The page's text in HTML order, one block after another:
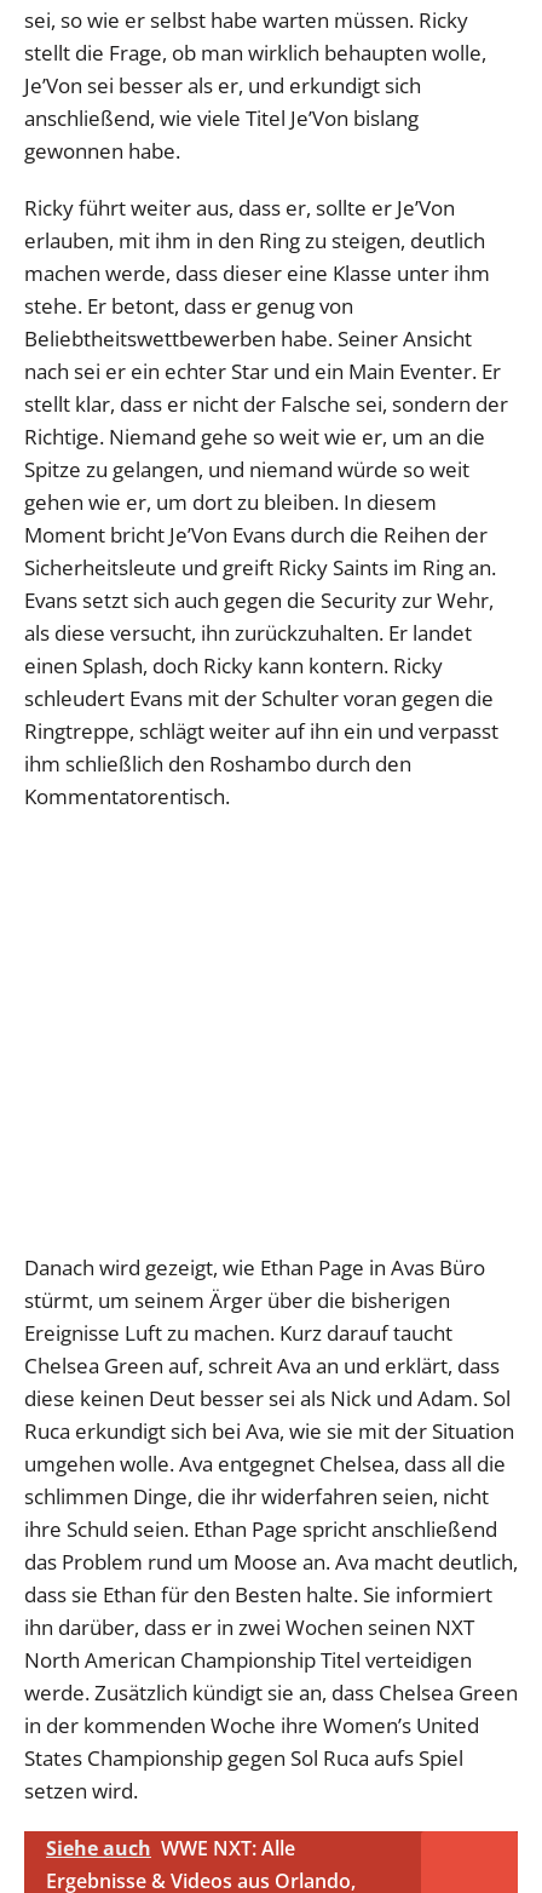
sei, so wie er selbst habe warten müssen. Ricky
stellt die Frage, ob man wirklich behaupten wolle,
Je’Von sei besser als er, und erkundigt sich
anschließend, wie viele Titel Je’Von bislang
gewonnen habe.
Ricky führt weiter aus, dass er, sollte er Je’Von
erlauben, mit ihm in den Ring zu steigen, deutlich
machen werde, dass dieser eine Klasse unter ihm
stehe. Er betont, dass er genug von
Beliebtheitswettbewerben habe. Seiner Ansicht
nach sei er ein echter Star und ein Main Eventer. Er
stellt klar, dass er nicht der Falsche sei, sondern der
Richtige. Niemand gehe so weit wie er, um an die
Spitze zu gelangen, und niemand würde so weit
gehen wie er, um dort zu bleiben. In diesem
Moment bricht Je’Von Evans durch die Reihen der
Sicherheitsleute und greift Ricky Saints im Ring an.
Evans setzt sich auch gegen die Security zur Wehr,
als diese versucht, ihn zurückzuhalten. Er landet
einen Splash, doch Ricky kann kontern. Ricky
schleudert Evans mit der Schulter voran gegen die
Ringtreppe, schlägt weiter auf ihn ein und verpasst
ihm schließlich den Roshambo durch den
Kommentatorentisch.
Danach wird gezeigt, wie Ethan Page in Avas Büro
stürmt, um seinem Ärger über die bisherigen
Ereignisse Luft zu machen. Kurz darauf taucht
Chelsea Green auf, schreit Ava an und erklärt, dass
diese keinen Deut besser sei als Nick und Adam. Sol
Ruca erkundigt sich bei Ava, wie sie mit der Situation
umgehen wolle. Ava entgegnet Chelsea, dass all die
schlimmen Dinge, die ihr widerfahren seien, nicht
ihre Schuld seien. Ethan Page spricht anschließend
das Problem rund um Moose an. Ava macht deutlich,
dass sie Ethan für den Besten halte. Sie informiert
ihn darüber, dass er in zwei Wochen seinen NXT
North American Championship Titel verteidigen
werde. Zusätzlich kündigt sie an, dass Chelsea Green
in der kommenden Woche ihre Women’s United
States Championship gegen Sol Ruca aufs Spiel
setzen wird.
Siehe auch WWE NXT: Alle
Ergebnisse & Videos aus Orlando,